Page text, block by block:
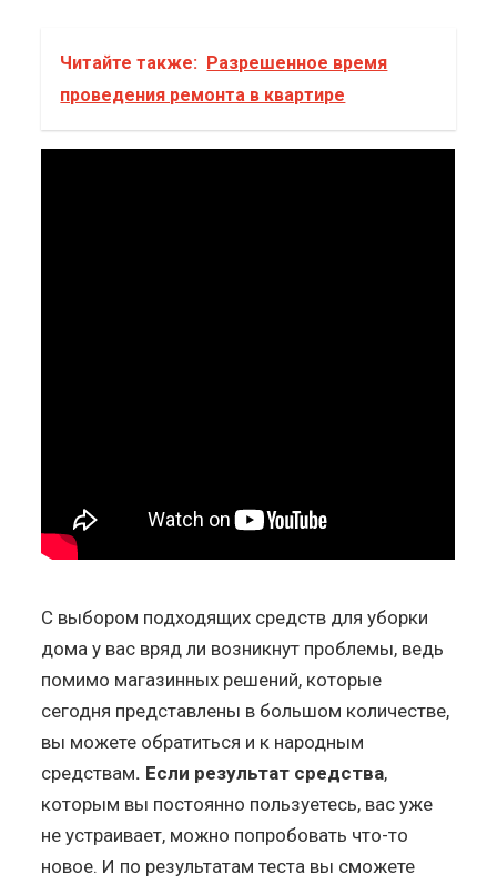
Читайте также: Разрешенное время
проведения ремонта в квартире
С выбором подходящих средств для уборки
дома у вас вряд ли возникнут проблемы, ведь
помимо магазинных решений, которые
сегодня представлены в большом количестве,
вы можете обратиться и к народным
средствам. Если результат средства,
которым вы постоянно пользуетесь, вас уже
не устраивает, можно попробовать что-то
новое. И по результатам теста вы сможете